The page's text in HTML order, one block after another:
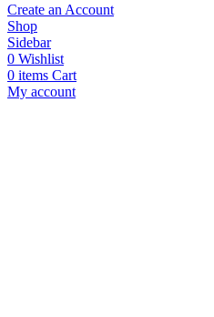
Create an Account
Shop
Sidebar
0 Wishlist
0 items Cart
My account